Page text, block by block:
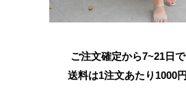
ご注文確定から7~21日
送料は1注文あたり 1000